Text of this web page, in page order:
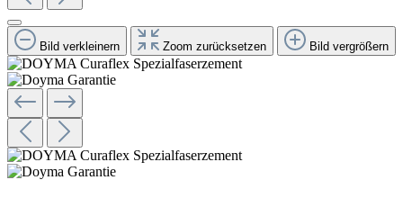
Bild verkleinern Zoom zurücksetzen Bild vergrößern